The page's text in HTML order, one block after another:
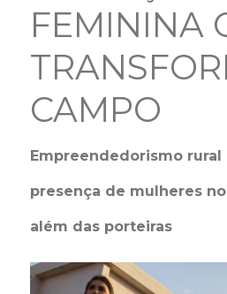
FEMININA
CAMPO
Empreendedorismo rural
presença de mulheres
além das porteiras